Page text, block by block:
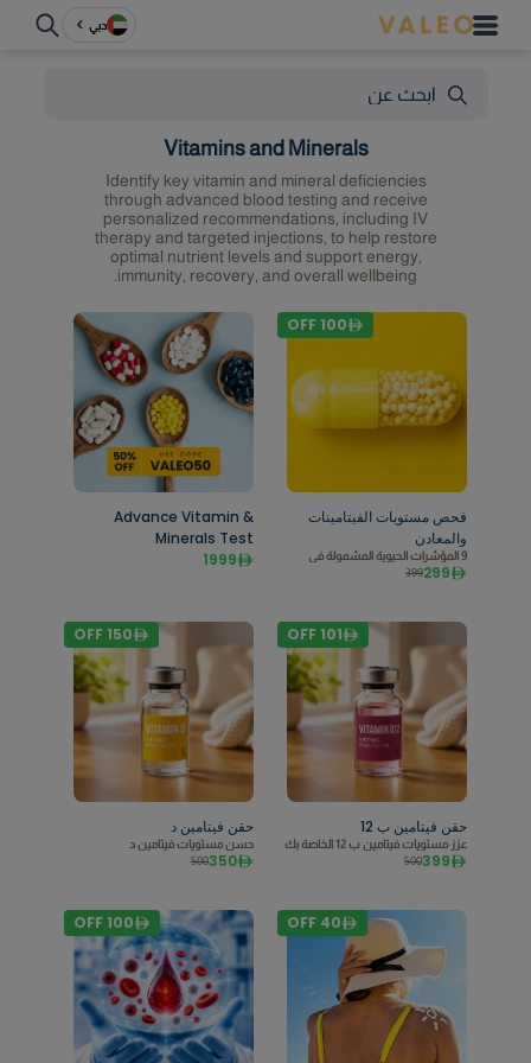
دبي
Identify key vitamin and mineral deficiencies
through advanced blood testing and receive
personalized recommendations, including IV
therapy and targeted injections, to help restore
optimal nutrient levels and support energy,
immunity, recovery, and overall wellbeing.
Vitamins and Minerals
فحص مستويات الفيتامينات
والمعادن
9 المؤشرات الحيوية المشمولة في
299
399
100
OFF
Advance Vitamin &
Minerals Test
1999
حقن فيتامين ب 12
عزز مستويات فيتامين ب 12 الخاصة بك
399
500
101
OFF
حقن فيتامين د
حسن مستويات فيتامين د
350
500
150
OFF
40
OFF
100
OFF